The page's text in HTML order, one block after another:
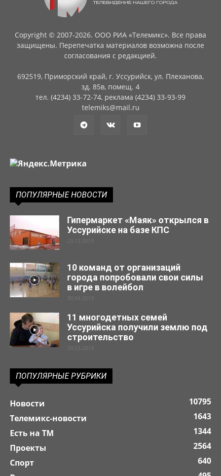
Copyright © 2007-2026. ООО РИА «Телемикс». Все права
защищены. Перепечатка материалов возможна после
согласования с редакцией.
692519, Приморский край, г. Уссурийск, ул. Плеханова,
зд. 85в, помещ. 4
тел. (4234) 33-72-74, реклама (4234) 33-93-99
telemiks@mail.ru
ПОПУЛЯРНЫЕ НОВОСТИ
Гипермаркет «Маяк» открылся в
Уссурийске на базе КПС
23.12.2019
10 команд от организаций
города попробовали свои силы
в игре в волейбол
30.04.2019
11 многодетных семей
Уссурийска получили землю под
строительство
29.03.2019
ПОПУЛЯРНЫЕ РУБРИКИ
Новости
10795
Телемикс-новости
1643
Есть на ТМ
1344
Проекты
2564
Спорт
640